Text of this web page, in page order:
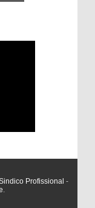
Profissional -
.